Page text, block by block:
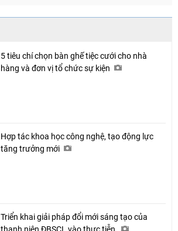
5 tiêu chí chọn bàn ghế tiệc cưới cho nhà
hàng và đơn vị tổ chức sự kiện
Hợp tác khoa học công nghệ, tạo động lực
tăng trưởng mới
Triển khai giải pháp đổi mới sáng tạo của